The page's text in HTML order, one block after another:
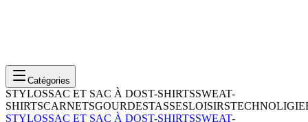
Catégories
STYLOSSAC ET SAC À DOST-SHIRTSSWEAT-
SHIRTSCARNETSGOURDESTASSESLOISIRSTECHNOLIGIE
STYLOSSAC ET SAC À DOST-SHIRTSSWEAT-